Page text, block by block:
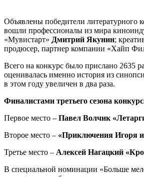
Объявлены победители литературного
вошли профессионалы из мира
«Мувистарт» Дмитрий Якунин;
продюсер, партнер компании «Хайп
Всего на конкурс было прислано 2635
оценивалась именно история из
в этом году увеличен в два раза.
Финалистами третьего сезона
Первое место – Павел Волчик
Второе место – «Приключения Игоря
Третье место – Алексей Нагацкий
В специальной номинации «Больше